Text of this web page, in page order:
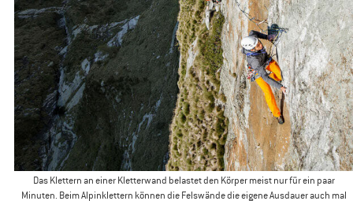
Das Klettern an einer Kletterwand belastet den Körper meist nur für ein paar
Minuten. Beim Alpinklettern können die Felswände die eigene Ausdauer auch mal